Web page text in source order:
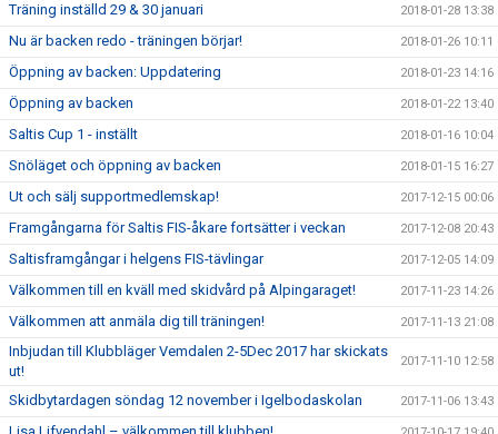
Träning inställd 29 & 30 januari 2018-01-28 13:38
Nu är backen redo - träningen börjar! 2018-01-26 10:11
Öppning av backen: Uppdatering 2018-01-23 14:16
Öppning av backen 2018-01-22 13:40
Saltis Cup 1 - inställt 2018-01-16 10:04
Snöläget och öppning av backen 2018-01-15 16:27
Ut och sälj supportmedlemskap! 2017-12-15 00:06
Framgångarna för Saltis FIS-åkare fortsätter i veckan 2017-12-08 20:43
Saltisframgångar i helgens FIS-tävlingar 2017-12-05 14:09
Välkommen till en kväll med skidvård på Alpingaraget! 2017-11-23 14:26
Välkommen att anmäla dig till träningen! 2017-11-13 21:08
Inbjudan till Klubbläger Vemdalen 2-5Dec 2017 har skickats
ut!
2017-11-10 12:58
Skidbytardagen söndag 12 november i Igelbodaskolan 2017-11-06 13:43